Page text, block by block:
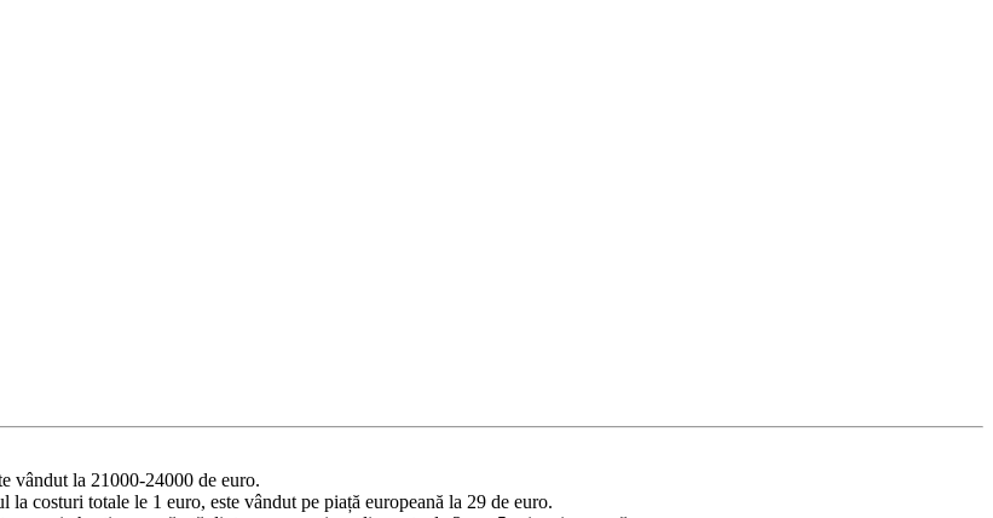
vândut la 21000-24000 de euro.
costuri totale le 1 euro, este vândut pe piață europeană la 29 de euro.